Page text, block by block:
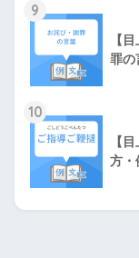
9
【
罪の
10
【
方・